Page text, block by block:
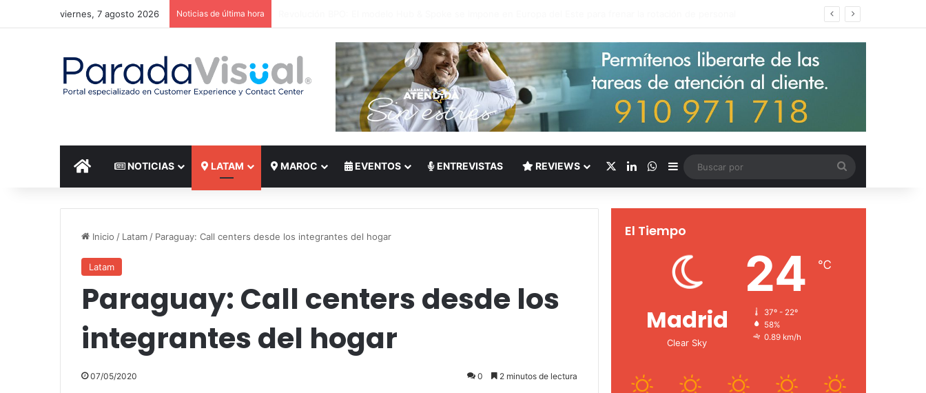
viernes, 7 agosto 2026 Noticias de última hora
INICIO NOTICIAS LATAM MAROC EVENTOS ENTREVISTAS REVIEWS LinkedInWhatsApp
Barra lateral
por
Inicio / Latam/ Paraguay: Call centers desde los integrantes del hogar
Latam
Paraguay: Call centers desde los
integrantes del hogar
07/05/2020 0 2 minutos de lectura
El Tiempo
Madrid
Clear Sky
24 ℃
37º - 22º
58%
0.89 km/h